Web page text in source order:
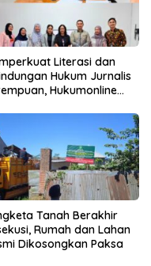
Literasi dan
Hukum Jurnalis
Hukumonline
Tanah Berakhir
Rumah dan Lahan
Dikosongkan Paksa